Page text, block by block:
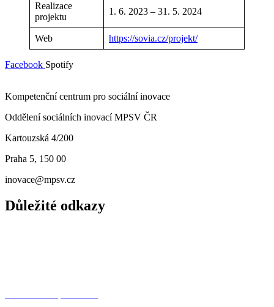
Realizace
projektu
1. 6. 2023 – 31. 5. 2024
Web https://sovia.cz/projekt/
Facebook Spotify
Kompetenční centrum pro sociální inovace
Oddělení sociálních inovací MPSV ČR
Kartouzská 4/200
Praha 5, 150 00
inovace@mpsv.cz
Důležité odkazy